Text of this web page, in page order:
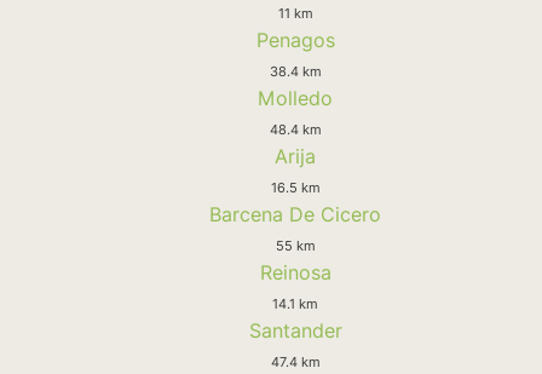
11 km
Penagos
38.4 km
Molledo
48.4 km
Arija
16.5 km
Barcena De Cicero
55 km
Reinosa
14.1 km
Santander
47.4 km